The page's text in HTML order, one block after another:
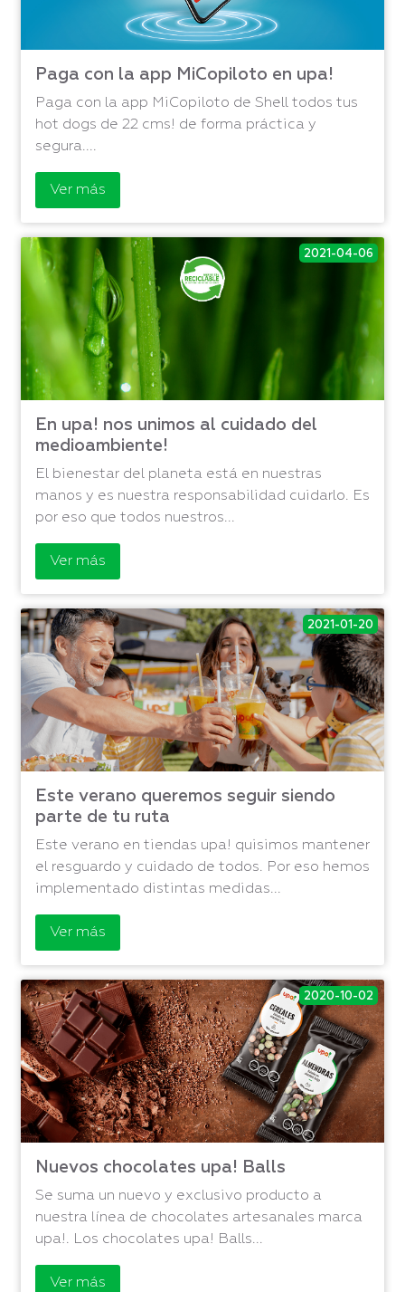
Paga con la app MiCopiloto en upa!
Paga con la app MiCopiloto de Shell todos tus
hot dogs de 22 cms! de forma práctica y
segura....
Ver más
2021-04-06
En upa! nos unimos al cuidado del
medioambiente!
El bienestar del planeta está en nuestras
manos y es nuestra responsabilidad cuidarlo. Es
por eso que todos nuestros...
Ver más
2021-01-20
Este verano queremos seguir siendo
parte de tu ruta
Este verano en tiendas upa! quisimos mantener
el resguardo y cuidado de todos. Por eso hemos
implementado distintas medidas...
Ver más
2020-10-02
Nuevos chocolates upa! Balls
Se suma un nuevo y exclusivo producto a
nuestra línea de chocolates artesanales marca
upa!. Los chocolates upa! Balls...
Ver más